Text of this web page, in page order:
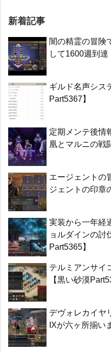
新着記事
闇の精霊の冒険
して1600週到達
ギルド名声シス
Part5367】
定期メンテ後情
凰とマルニの戦
エージェントの
ジェントの印章
実装から一年経
ョルダインの討
Part5365】
テルミアンサイ
【黒い砂漠
デヴォレカイヤ
IXが六ヶ所揃い